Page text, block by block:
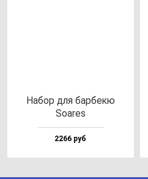
Набор для бар­бе­кю
Soares
2266 руб